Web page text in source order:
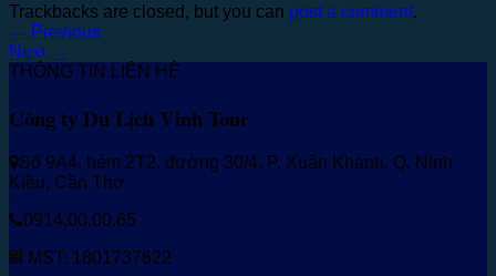
Trackbacks are closed, but you can post a comment.
← Previous
Next →
THÔNG TIN LIÊN HỆ
Công ty Du Lịch Vinh Tour
Số 9A4, hẻm 2T2, đường 30/4, P. Xuân Khánh, Q. Ninh
Kiều, Cần Thơ
0914.00.00.65
MST: 1801737622